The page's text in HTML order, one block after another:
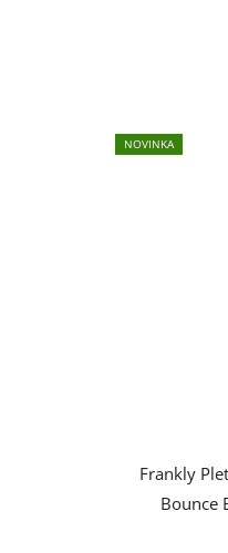
NOVINKA
Frankly
Bounce